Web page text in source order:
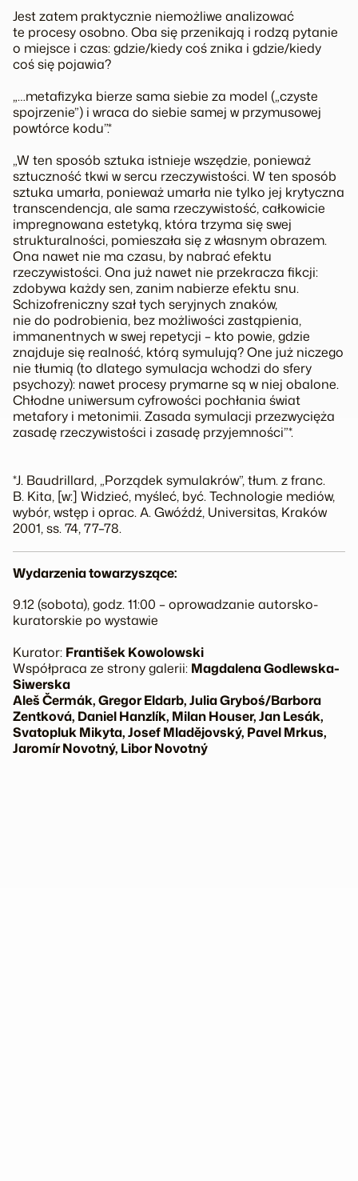
Jest zatem praktycznie niemożliwe analizować
te procesy osobno. Oba się przenikają i rodzą pytanie
o miejsce i czas: gdzie/kiedy coś znika i gdzie/kiedy
coś się pojawia?
„…metafizyka bierze sama siebie za model („czyste
spojrzenie”) i wraca do siebie samej w przymusowej
powtórce kodu”.*
„W ten sposób sztuka istnieje wszędzie, ponieważ
sztuczność tkwi w sercu rzeczywistości. W ten sposób
sztuka umarła, ponieważ umarła nie tylko jej krytyczna
transcendencja, ale sama rzeczywistość, całkowicie
impregnowana estetyką, która trzyma się swej
strukturalności, pomieszała się z własnym obrazem.
Ona nawet nie ma czasu, by nabrać efektu
rzeczywistości. Ona już nawet nie przekracza fikcji:
zdobywa każdy sen, zanim nabierze efektu snu.
Schizofreniczny szał tych seryjnych znaków,
nie do podrobienia, bez możliwości zastąpienia,
immanentnych w swej repetycji – kto powie, gdzie
znajduje się realność, którą symulują? One już niczego
nie tłumią (to dlatego symulacja wchodzi do sfery
psychozy): nawet procesy prymarne są w niej obalone.
Chłodne uniwersum cyfrowości pochłania świat
metafory i metonimii. Zasada symulacji przezwycięża
zasadę rzeczywistości i zasadę przyjemności”*.
*J. Baudrillard, „Porządek symulakrów”, tłum. z franc.
B. Kita, [w:] Widzieć, myśleć, być. Technologie mediów,
wybór, wstęp i oprac. A. Gwóźdź, Universitas, Kraków
2001, ss. 74, 77–78.
Wydarzenia towarzyszące:
9.12 (sobota), godz. 11:00 – oprowadzanie autorsko-
kuratorskie po wystawie
Kurator: František Kowolowski
Współpraca ze strony galerii: Magdalena Godlewska-
Siwerska
Aleš Čermák, Gregor Eldarb, Julia Gryboś/Barbora
Zentková, Daniel Hanzlík, Milan Houser, Jan Lesák,
Svatopluk Mikyta, Josef Mladějovský, Pavel Mrkus,
Jaromír Novotný, Libor Novotný